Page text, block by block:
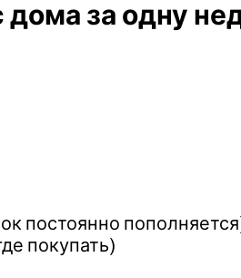
за одну
постоянно
покупать)